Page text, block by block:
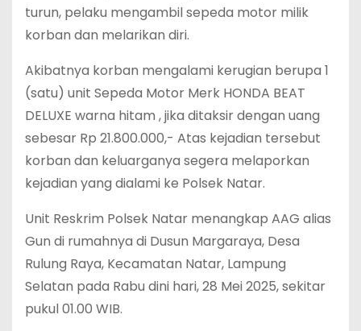
turun, pelaku mengambil sepeda motor milik
korban dan melarikan diri.
Akibatnya korban mengalami kerugian berupa 1
(satu) unit Sepeda Motor Merk HONDA BEAT
DELUXE warna hitam , jika ditaksir dengan uang
sebesar Rp 21.800.000,- Atas kejadian tersebut
korban dan keluarganya segera melaporkan
kejadian yang dialami ke Polsek Natar.
Unit Reskrim Polsek Natar menangkap AAG alias
Gun di rumahnya di Dusun Margaraya, Desa
Rulung Raya, Kecamatan Natar, Lampung
Selatan pada Rabu dini hari, 28 Mei 2025, sekitar
pukul 01.00 WIB.